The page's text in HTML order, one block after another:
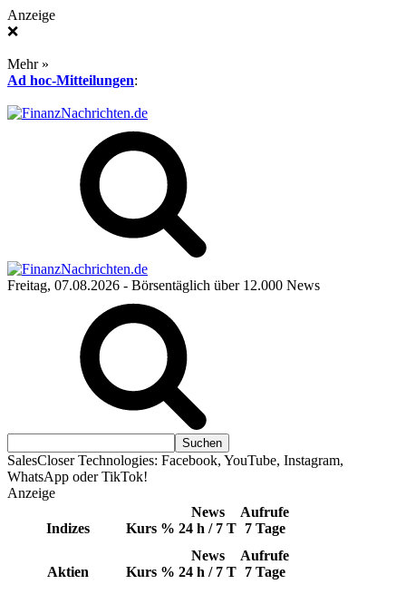
Anzeige
❌
Mehr »
Ad hoc-Mitteilungen:
Freitag, 07.08.2026 - Börsentäglich über 12.000 News
SalesCloser Technologies: Facebook, YouTube, Instagram,
WhatsApp oder TikTok!
Anzeige
Indizes Kurs %
News
24 h / 7 T
Aufrufe
7 Tage
Aktien Kurs %
News
24 h / 7 T
Aufrufe
7 Tage